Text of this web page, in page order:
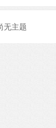
无主题